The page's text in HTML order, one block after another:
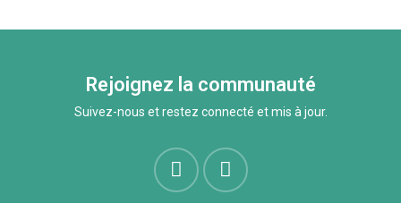
Rejoignez la communauté
Suivez-nous et restez connecté et mis à jour.